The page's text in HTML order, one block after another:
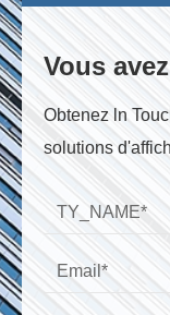
Vous
Obtenez ln
solutions